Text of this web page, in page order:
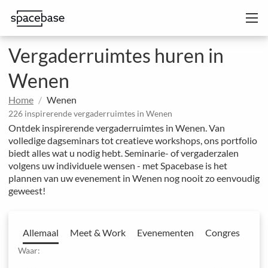
Vergaderruimtes huren in
Wenen
Home Wenen
226 inspirerende vergaderruimtes in Wenen
Ontdek inspirerende vergaderruimtes in Wenen. Van
volledige dagseminars tot creatieve workshops, ons portfolio
biedt alles wat u nodig hebt. Seminarie- of vergaderzalen
volgens uw individuele wensen - met Spacebase is het
plannen van uw evenement in Wenen nog nooit zo eenvoudig
geweest!
Allemaal Meet & Work Evenementen Congres
Waar: